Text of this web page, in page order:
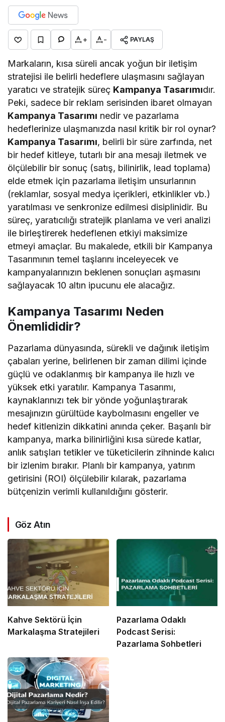
+ - PAYLAŞ
Markaların, kısa süreli ancak yoğun bir iletişim
stratejisi ile belirli hedeflere ulaşmasını sağlayan
yaratıcı ve stratejik süreç Kampanya Tasarımıdır.
Peki, sadece bir reklam serisinden ibaret olmayan
Kampanya Tasarımı nedir ve pazarlama
hedeflerinize ulaşmanızda nasıl kritik bir rol oynar?
Kampanya Tasarımı, belirli bir süre zarfında, net
bir hedef kitleye, tutarlı bir ana mesajı iletmek ve
ölçülebilir bir sonuç (satış, bilinirlik, lead toplama)
elde etmek için pazarlama iletişim unsurlarının
(reklamlar, sosyal medya içerikleri, etkinlikler vb.)
yaratılması ve senkronize edilmesi disiplinidir. Bu
süreç, yaratıcılığı stratejik planlama ve veri analizi
ile birleştirerek hedeflenen etkiyi maksimize
etmeyi amaçlar. Bu makalede, etkili bir Kampanya
Tasarımının temel taşlarını inceleyecek ve
kampanyalarınızın beklenen sonuçları aşmasını
sağlayacak 10 altın ipucunu ele alacağız.
Kampanya Tasarımı Neden
Önemlididir?
Pazarlama dünyasında, sürekli ve dağınık iletişim
çabaları yerine, belirlenen bir zaman dilimi içinde
güçlü ve odaklanmış bir kampanya ile hızlı ve
yüksek etki yaratılır. Kampanya Tasarımı,
kaynaklarınızı tek bir yönde yoğunlaştırarak
mesajınızın gürültüde kaybolmasını engeller ve
hedef kitlenizin dikkatini anında çeker. Başarılı bir
kampanya, marka bilinirliğini kısa sürede katlar,
anlık satışları tetikler ve tüketicilerin zihninde kalıcı
bir izlenim bırakır. Planlı bir kampanya, yatırım
getirisini (ROI) ölçülebilir kılarak, pazarlama
bütçenizin verimli kullanıldığını gösterir.
Göz Atın
Kahve Sektörü İçin
Markalaşma Stratejileri
Pazarlama Odaklı
Podcast Serisi:
Pazarlama Sohbetleri